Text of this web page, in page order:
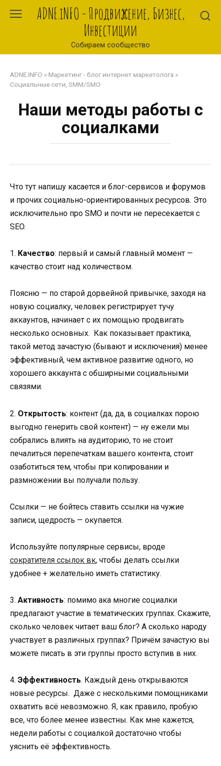
ADNE.iNFO - Продвижение, Бизнес,
Инвестиции
Собираем сообщество
ADNE.INFO » Маркетинг - блог интернет маркетолога »
Социальные сети, SMM/SMO
Наши методы работы с
социалками
Что тут напишу касается и блог-сервисов и форумов
и прочих социально-ориентированных ресурсов. Это
исключительно про SMO и почти не пересекается с
SEO.
1. Качество: первый и самый главный момент —
качество стоит над количеством.
Поясню — по старой дорвейной привычке, заходя на
новую социалку, человек регистрирует тучу
аккаунтов, начинает с их помощью продвигать
несколько основных. Как показывает практика,
такой метод зачастую (бывают и исключения) менее
эффективный, чем активное развитие одного, но
хорошего аккаунта с обширными социальными
связями.
2. Открытость: контент (да, да, в социалках порою
выгодно генерить свой контент) — ну ежели мы
собрались влиять на аудиторию, то не стоит
печалиться перепечаткам вашего контента, стоит
озаботиться тем, чтобы при копировании и
размножении вы получали пользу.
Ссылки — не бойтесь ставить ссылки на чужие
записи, щедрость — окупается.
Используйте популярные сервисы, вроде
сократителя ссылок вк, чтобы делать ссылки
удобнее + желательно иметь статистику.
3. Активность: помимо ака многие социалки
предлагают участие в тематических группах. Скажите,
сколько человек читает ваш блог? А сколько народу
участвует в различных группах? Причём зачастую вы
можете писать в эти группы просто вступив в них.
4. Эффективность. Каждый день открываются
новые ресурсы. Даже с несколькими помощниками
охватить всё невозможно. Я, как правило, пробую
все, что более менее известны. Как мне кажется,
недели работы с социалкой достаточно чтобы
уяснить её эффективность.